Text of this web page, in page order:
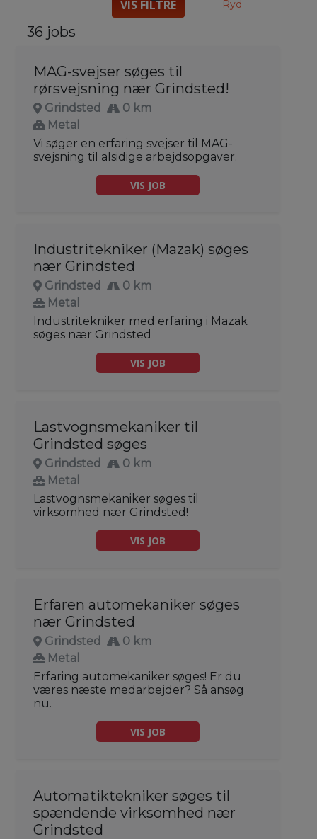
VIS FILTRE Ryd
36 jobs
MAG-svejser søges til
rørsvejsning nær Grindsted!
Grindsted
0 km
Metal
Vi søger en erfaring svejser til MAG-
svejsning til alsidige arbejdsopgaver.
VIS JOB
Industritekniker (Mazak) søges
nær Grindsted
Grindsted
0 km
Metal
Industritekniker med erfaring i Mazak
søges nær Grindsted
VIS JOB
Lastvognsmekaniker til
Grindsted søges
Grindsted
0 km
Metal
Lastvognsmekaniker søges til
virksomhed nær Grindsted!
VIS JOB
Erfaren automekaniker søges
nær Grindsted
Grindsted
0 km
Metal
Erfaring automekaniker søges! Er du
væres næste medarbejder? Så ansøg
nu.
VIS JOB
Automatiktekniker søges til
spændende virksomhed nær
Grindsted